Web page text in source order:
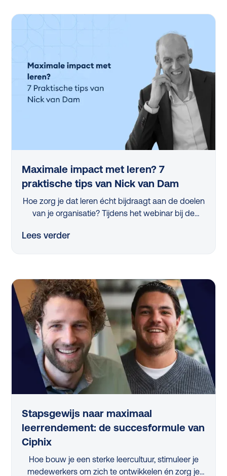
Maximale impact met leren? 7
praktische tips van Nick van Dam
Hoe zorg je dat leren écht bijdraagt aan de doelen
van je organisatie? Tijdens het webinar bij de
professor Nick van Dam 7 concrete tips die iedere
artikel vind je de belangrijkste inzichten op een rij.
Lees verder
Stapsgewijs naar maximaal
leerrendement: de succesformule van
Ciphix
Hoe bouw je een sterke leercultuur, stimuleer je
medewerkers om zich te ontwikkelen én zorg je